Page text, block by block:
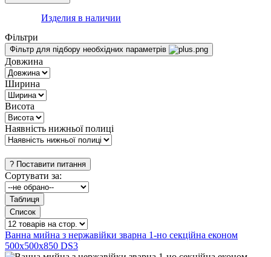
Изделия в наличии
Фільтри
Фільтр для підбору необхідних параметрів
Довжина
Ширина
Висота
Наявність нижньої полиці
Сортувати за:
Ванна мийна з нержавійки зварна 1-но секційна економ
500х500х850 DS3